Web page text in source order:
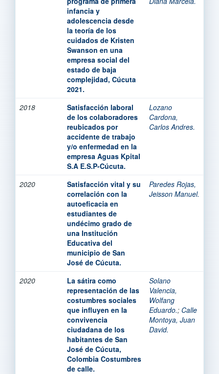
infancia y
adolescencia desde
la teoría de los
cuidados de Kristen
Swanson en una
empresa social del
estado de baja
complejidad, Cúcuta
2021.
2018
Satisfacción laboral
de los colaboradores
reubicados por
accidente de trabajo
y/o enfermedad en la
empresa Aguas Kpital
S.A E.S.P-Cúcuta.
Lozano
Cardona,
Carlos Andres.
2020
Satisfacción vital y su
correlación con la
autoeficacia en
estudiantes de
undécimo grado de
una Institución
Educativa del
municipio de San
José de Cúcuta.
Paredes Rojas,
Jeisson Manuel.
2020
La sátira como
representación de las
costumbres sociales
que influyen en la
convivencia
ciudadana de los
habitantes de San
José de Cúcuta,
Colombia Costumbres
de calle.
Solano
Valencia,
Wolfang
Eduardo.; Calle
Montoya, Juan
David.